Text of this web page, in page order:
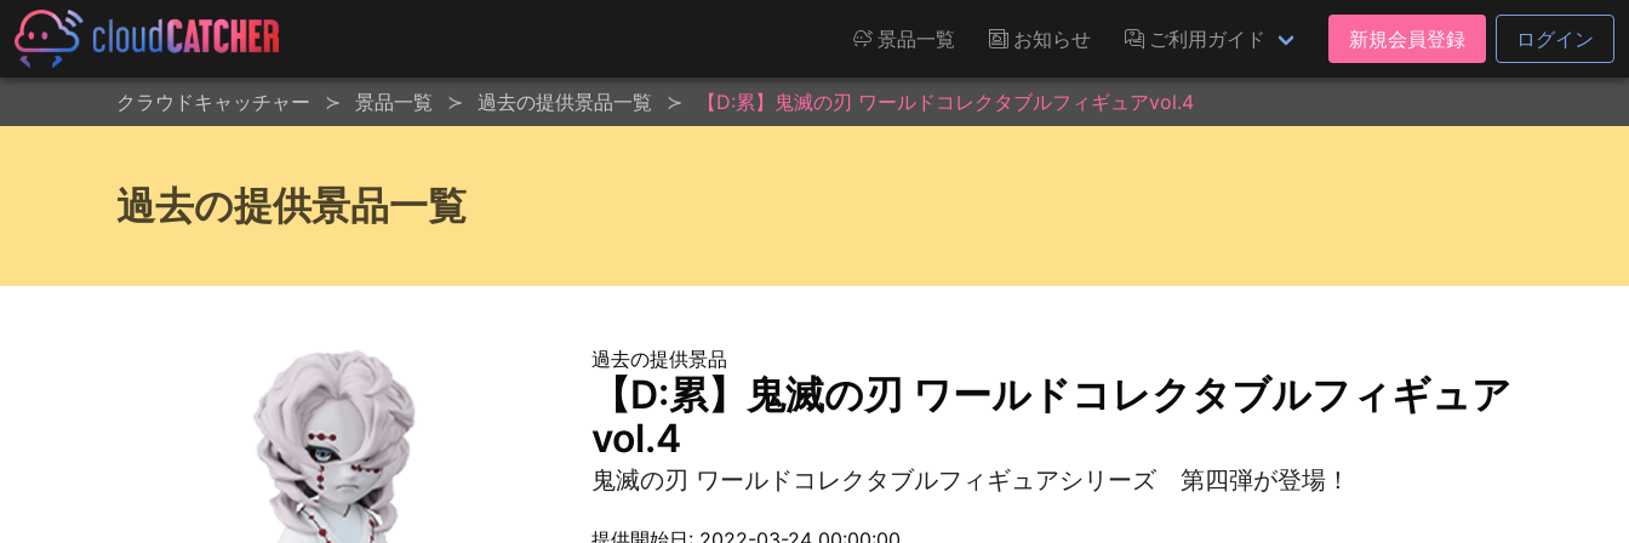
景品一覧 お知らせ ご利用ガイド 新規会員登録 ログイン
クラウドキャッチャー 景品一覧 過去の提供景品一覧 【D:累】鬼滅の刃 ワールドコレクタブルフィギュアvol.4
過去の提供景品一覧
過去の提供景品
【D:累】鬼滅の刃 ワールドコレクタブルフィギュア
vol.4
鬼滅の刃 ワールドコレクタブルフィギュアシリーズ 第四弾が登場！